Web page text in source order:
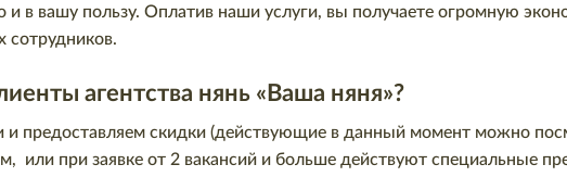
в вашу пользу. Оплатив наши услуги, вы получаете огромную
сотрудников.
агентства нянь «Ваша няня»?
и предоставляем скидки (действующие в данный момент можно
или при заявке от 2 вакансий и больше действуют специальные